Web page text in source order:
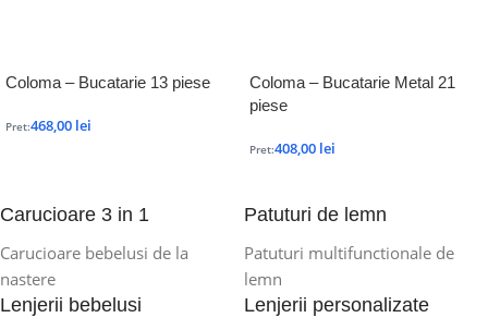
Coloma – Bucatarie 13 piese
Pret:468,00 lei
Coloma – Bucatarie Metal 21
piese
Pret:408,00 lei
Carucioare 3 in 1
Carucioare bebelusi de la
nastere
Patuturi de lemn
Patuturi multifunctionale de
lemn
Lenjerii bebelusi
Lenjerii personalizate